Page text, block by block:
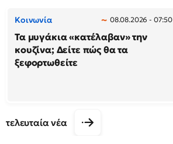
Κοινωνία 08.08.2026 - 07:50
Τα μυγάκια «κατέλαβαν» την
κουζίνα; Δείτε πώς θα τα
ξεφορτωθείτε
τελευταία νέα